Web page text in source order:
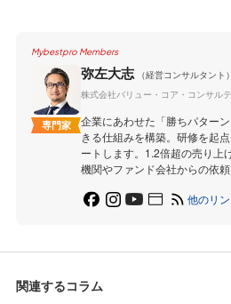
Mybestpro Members
専門家
弥左大志
（経営コンサルタント）
株式会社バリュー・コア・コンサル
企業にあわせた「勝ちパター
きる仕組みを構築。研修を起
ートします。1.2倍超の売り上
機関やファンド会社からの依頼
他のリ
関連するコラム